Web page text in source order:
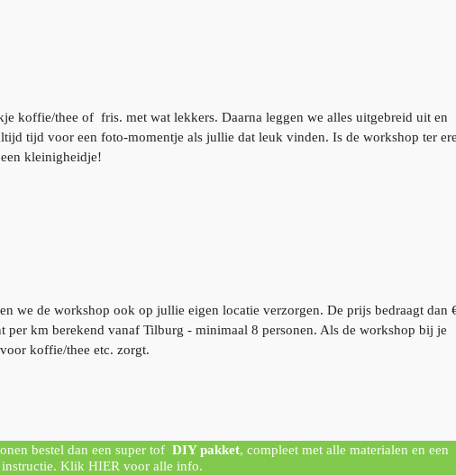
koffie/thee of fris. met wat lekkers. Daarna leggen we alles uitgebreid uit en
tijd voor een foto-momentje als jullie dat leuk vinden. Is de workshop ter
kleinigheidje!
we de workshop ook op jullie eigen locatie verzorgen. De prijs bedraagt dan
per km berekend vanaf Tilburg - minimaal 8 personen. Als de workshop bij je
koffie/thee etc. zorgt.
bestel dan een super tof DIY pakket, compleetmet alle materialen en een
Klik HIER voor alle info.